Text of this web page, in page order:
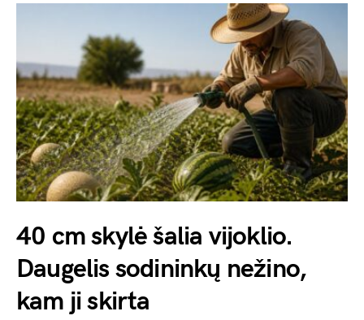
40 cm skylė šalia vijoklio.
Daugelis sodininkų nežino,
kam ji skirta